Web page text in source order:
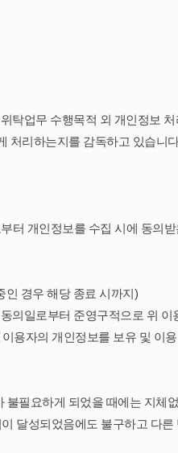
탁업무 수행목적 외 개인정보
처리하는지를 감독하고 있습니
터 개인정보를 수집 시에 동의
인 경우 해당 종료 시까지)
의일로부터 준영구적으로 위
용자의 개인정보를 보유 및 이용
필요하게 되었을 때에는 지체
달성되었음에도 불구하고 다